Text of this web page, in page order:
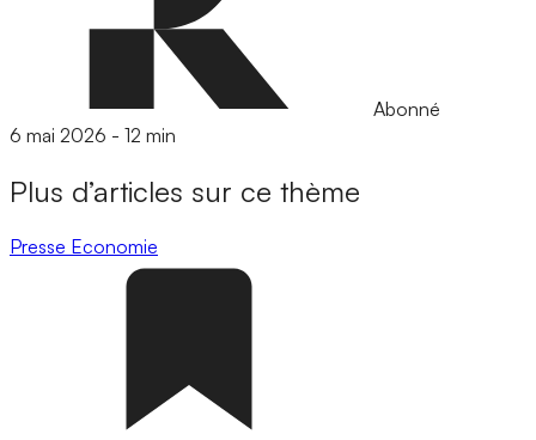
Abonné
6 mai 2026 - 12 min
Plus d’articles sur ce thème
Presse Economie